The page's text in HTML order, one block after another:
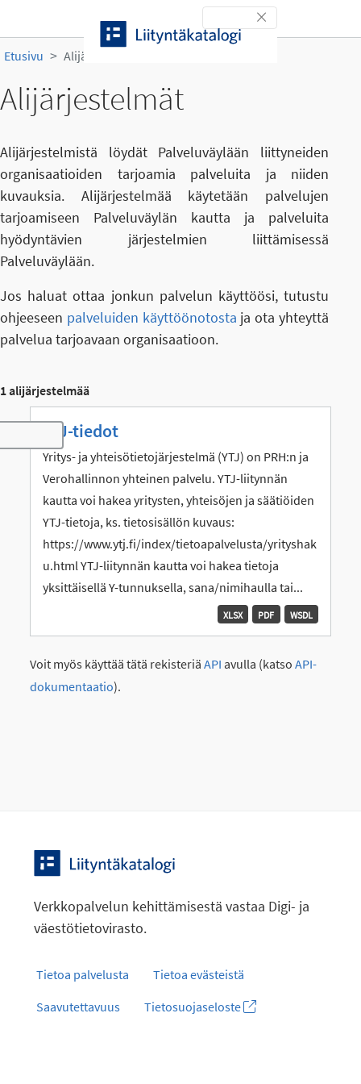
Toggle navigation
Etusivu Alijärjestelmät
Alijärjestelmät
Alijärjestelmistä löydät Palveluväylään liittyneiden
organisaatioiden tarjoamia palveluita ja niiden
kuvauksia. Alijärjestelmää käytetään palvelujen
tarjoamiseen Palveluväylän kautta ja palveluita
hyödyntävien järjestelmien liittämisessä
Palveluväylään.
Jos haluat ottaa jonkun palvelun käyttöösi, tutustu
ohjeeseen palveluiden käyttöönotosta ja ota yhteyttä
palvelua tarjoavaan organisaatioon.
1 alijärjestelmää
Toggle navigation
YTJ-tiedot
Yritys- ja yhteisötietojärjestelmä (YTJ) on PRH:n ja
Verohallinnon yhteinen palvelu. YTJ-liitynnän
kautta voi hakea yritysten, yhteisöjen ja säätiöiden
YTJ-tietoja, ks. tietosisällön kuvaus:
https://www.ytj.fi/index/tietoapalvelusta/yrityshak
u.html YTJ-liitynnän kautta voi hakea tietoja
yksittäisellä Y-tunnuksella, sana/nimihaulla tai...
WSDL
PDF
XLSX
Voit myös käyttää tätä rekisteriä API avulla (katso API-
dokumentaatio).
Verkkopalvelun kehittämisestä vastaa Digi- ja
väestötietovirasto.
Tietoa palvelusta
Tietoa evästeistä
Saavutettavuus
Tietosuojaseloste